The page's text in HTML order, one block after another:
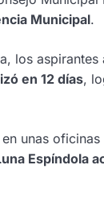
Municipal.
los
en 12 días,
en unas
Espíndola